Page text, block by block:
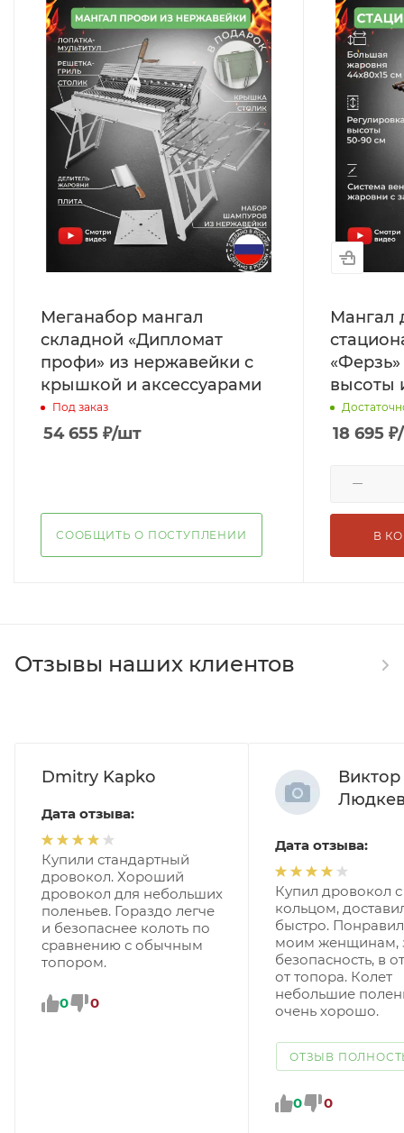
Меганабор мангал
складной «Дипломат
профи» из нержавейки с
крышкой и аксессуарами
Под заказ
54 655 ₽/шт
СООБЩИТЬ О ПОСТУПЛЕНИИ
Мангал
высоты
18 695 ₽
В
Отзывы наших клиентов
Dmitry Kapko
Дата отзыва:
Купили стандартный
дровокол. Хороший
дровокол для небольших
поленьев. Гораздо легче
и безопаснее колоть по
сравнению с обычным
топором.
0 0
Виктор
Дата отзыва:
Купил дровокол с
кольцом,
быстро.
моим женщинам,
безопасность, в
от топора. Колет
небольшие
очень хорошо.
ОТЗЫВ
0 0